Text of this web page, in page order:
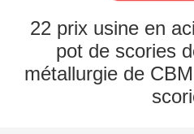
DE
NOUS
22 prix usine en
pot de scories
métallurgie de